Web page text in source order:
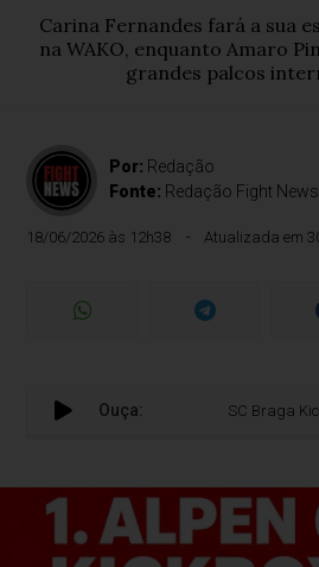
Carina Fernandes fará a sua
na WAKO, enquanto Amaro
grandes palcos
Por: Redação
Fonte: Redação Fight News
18/06/2026 às 12h38 Atualizada em
Ouça: SC Braga